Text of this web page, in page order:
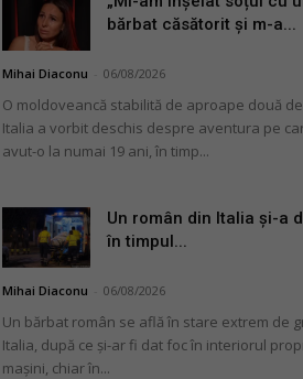
bărbat căsătorit și m-a...
Mihai Diaconu 06/08/2026
O moldoveancă stabilită de aproape două
Italia a vorbit deschis despre aventura pe
avut-o la numai 19 ani, în timp...
Un român din Italia și-a
în timpul...
Mihai Diaconu 06/08/2026
Un bărbat român se află în stare extrem de
Italia, după ce și-ar fi dat foc în interiorul
mașini, chiar în...